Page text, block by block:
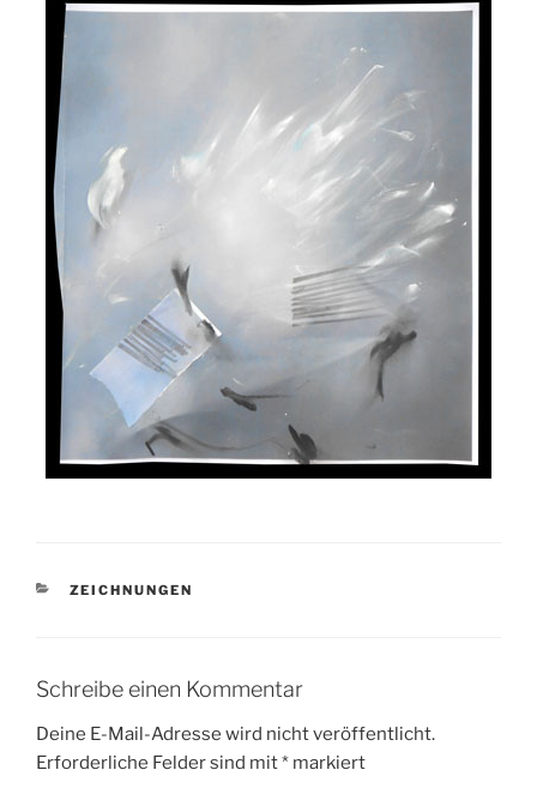
KATEGORIEN
ZEICHNUNGEN
Schreibe einen Kommentar
Deine E-Mail-Adresse wird nicht veröffentlicht.
Erforderliche Felder sind mit* markiert